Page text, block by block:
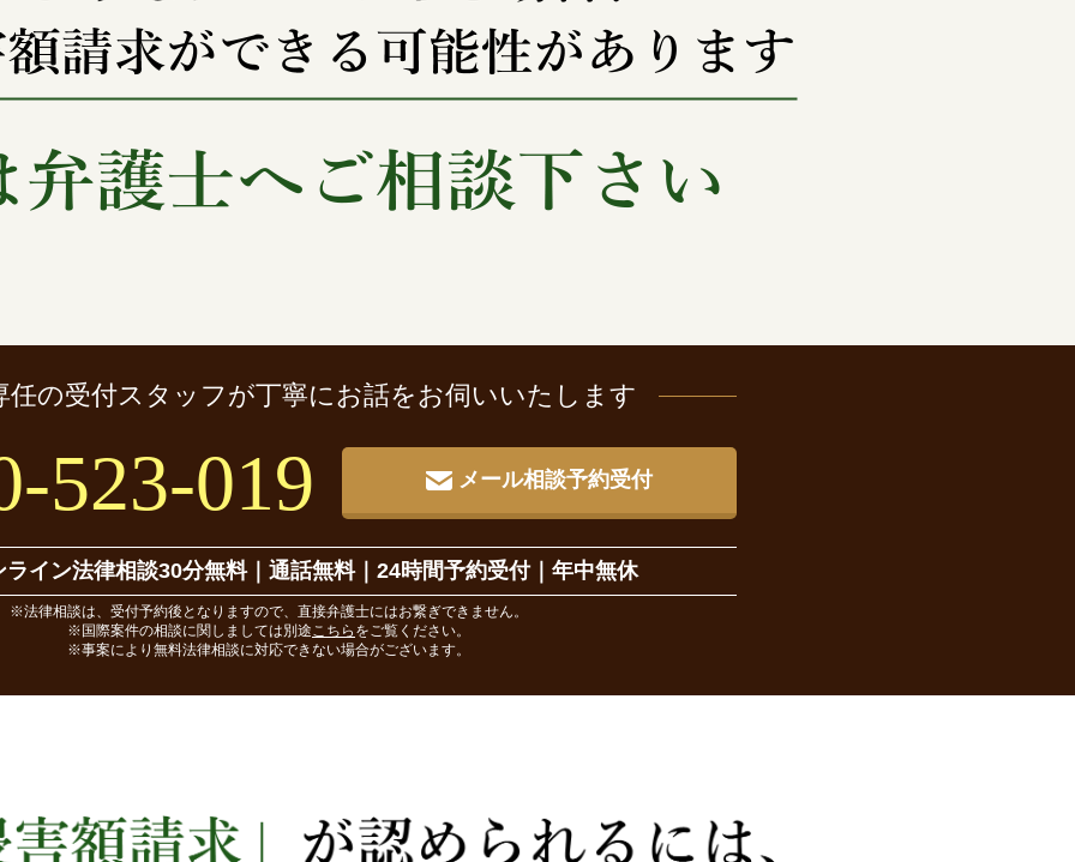
任の受付スタッフが丁寧にお話をお伺いいたします
523-019 メール相談予約受付
ライン法律相談30分無料｜ 通話無料｜24時間予約受付｜ 年中無休
※法律相談は、受付予約後となりますので、直接弁護士にはお繋ぎできません。
※国際案件の相談に関しましては別途こちら をご覧ください。
※事案により無料法律相談に対応できない場合がございます。